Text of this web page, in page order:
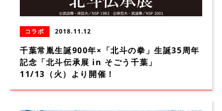
コラボ 2018.11.12
千葉常胤生誕900年×「北斗の拳」生誕35周年
記念「北斗伝承展 in そごう千葉」
11/13（火）より開催！